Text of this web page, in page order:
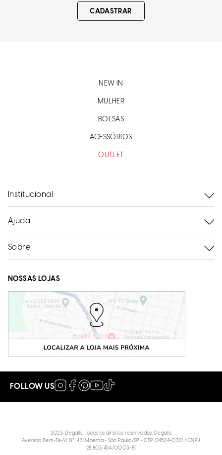
CADASTRAR
NEW IN
MULHER
BOLSAS
ACESSÓRIOS
OUTLET
Institucional
Ajuda
Sobre
NOSSAS LOJAS
FOLLOW US
2023, Degalls, Todos os direitos reservados, Degalls
Avenida Bem-Te-Vi N°: 43, Moema - São Paulo/SP - CEP 04524-030 / CNPJ
28.803.454/0003-81